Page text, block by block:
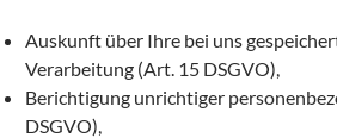
Auskunft über Ihre bei uns
Verarbeitung (Art. 15 DSGVO),
Berichtigung unrichtiger
DSGVO),